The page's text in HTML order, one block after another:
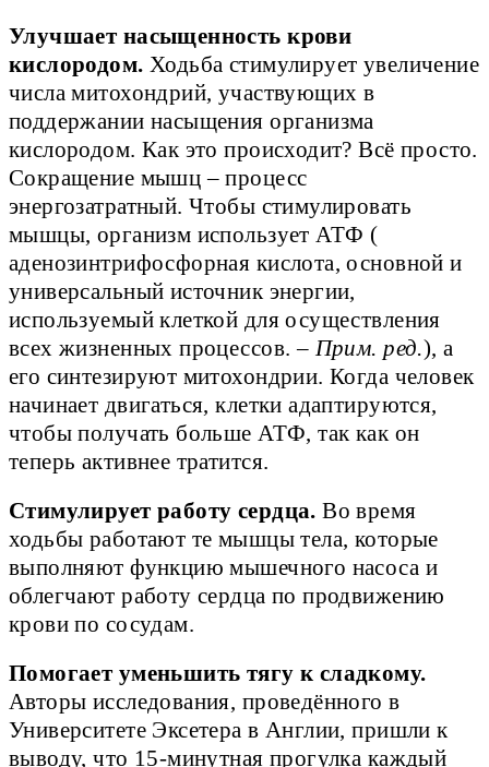
Улучшает насыщенность крови
кислородом. Ходьба стимулирует увеличение
числа митохондрий, участвующих в
поддержании насыщения организма
кислородом. Как это происходит? Всё просто.
Сокращение мышц – процесс
энергозатратный. Чтобы стимулировать
мышцы, организм использует АТФ (
аденозинтрифосфорная кислота, основной и
универсальный источник энергии,
используемый клеткой для осуществления
всех жизненных процессов. – Прим. ред.), а
его синтезируют митохондрии. Когда человек
начинает двигаться, клетки адаптируются,
чтобы получать больше АТФ, так как он
теперь активнее тратится.
Стимулирует работу сердца.Во время
ходьбы работают те мышцы тела, которые
выполняют функцию мышечного насоса и
облегчают работу сердца по продвижению
крови по сосудам.
Помогает уменьшить тягу к сладкому.
Авторы исследования, проведённого в
Университете Эксетера в Англии, пришли к
выводу, что 15-минутная прогулка каждый